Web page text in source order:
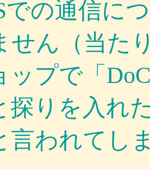
での通信に
せん（当た
ップで「
探りを入れ
言われてし